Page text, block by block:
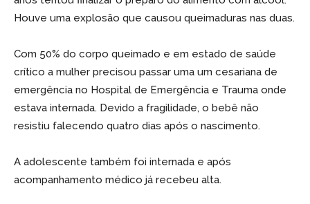
Houve uma explosão que causou queimaduras nas duas.
Com 50% do corpo queimado e em estado de saúde
crítico a mulher precisou passar uma um cesariana de
emergência no Hospital de Emergência e Trauma onde
estava internada. Devido a fragilidade, o bebê não
resistiu falecendo quatro dias após o nascimento.
A adolescente também foi internada e após
acompanhamento médico já recebeu alta.